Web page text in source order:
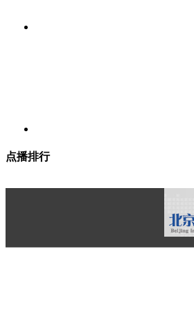
点播排行